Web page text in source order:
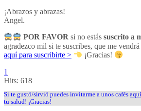
¡Abrazos y abrazas!
Angel.
POR FAVOR si no estássuscrito a
agradezco mil si te suscribes, que me
aquí para suscribirte >
¡Gracias!
1
Hits: 618
Si te gustó/sirvió puedes invitarme a unos cafés aquí
tu salud! ¡Gracias!